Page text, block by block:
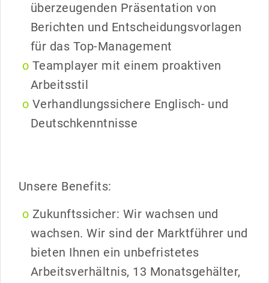
überzeugenden Präsentation von
Berichten und Entscheidungsvorlagen
für das Top-Management
Teamplayer mit einem proaktiven
Arbeitsstil
Verhandlungssichere Englisch- und
Deutschkenntnisse
Unsere Benefits:
Zukunftssicher: Wir wachsen und
wachsen. Wir sind der Marktführer und
bieten Ihnen ein unbefristetes
Arbeitsverhältnis, 13 Monatsgehälter,